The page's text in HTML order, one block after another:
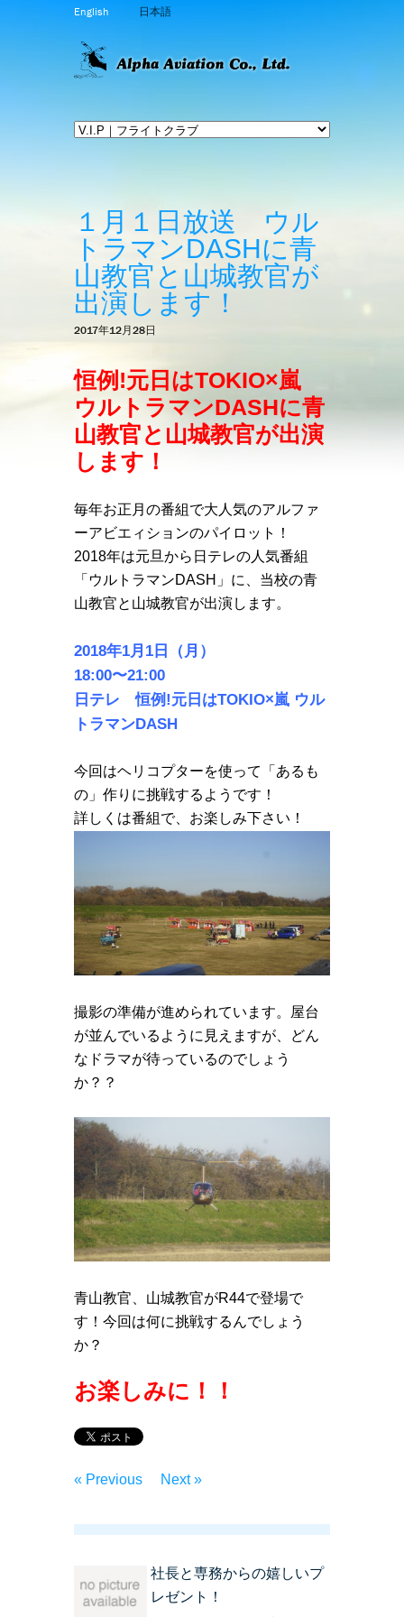
English 日本語
１月１日放送 ウル
トラマンDASHに青
山教官と山城教官が
出演します！
2017年12月28日
恒例!元日はTOKIO×嵐
ウルトラマンDASHに青
山教官と山城教官が出演
します！
毎年お正月の番組で大人気のアルファ
ーアビエィションのパイロット！
2018年は元旦から日テレの人気番組
「ウルトラマンDASH」に、当校の青
山教官と山城教官が出演します。
2018年1月1日（月）
18:00〜21:00
日テレ 恒例!元日はTOKIO×嵐 ウル
トラマンDASH
今回はヘリコプターを使って「あるも
の」作りに挑戦するようです！
詳しくは番組で、お楽しみ下さい！
撮影の準備が進められています。屋台
が並んでいるように見えますが、どん
なドラマが待っているのでしょう
か？？
青山教官、山城教官がR44で登場で
す！今回は何に挑戦するんでしょう
か？
お楽しみに！！
« Previous Next »
社長と専務からの嬉しいプ
レゼント！